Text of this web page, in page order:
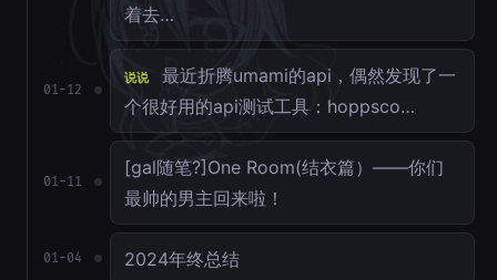
着去…
01-12
说说
最近折腾umami的api，偶然发现了一
个很好用的api测试工具：hoppsco…
01-11
[gal随笔?]One Room(结衣篇）——你们
最帅的男主回来啦！
01-04 2024年终总结